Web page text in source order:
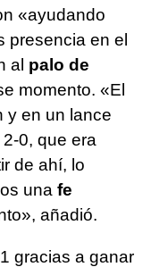
«ayudando
presencia en el
al palo de
momento. «El
y en un lance
0, que era
de ahí, lo
una fe
añadió.
gracias a ganar